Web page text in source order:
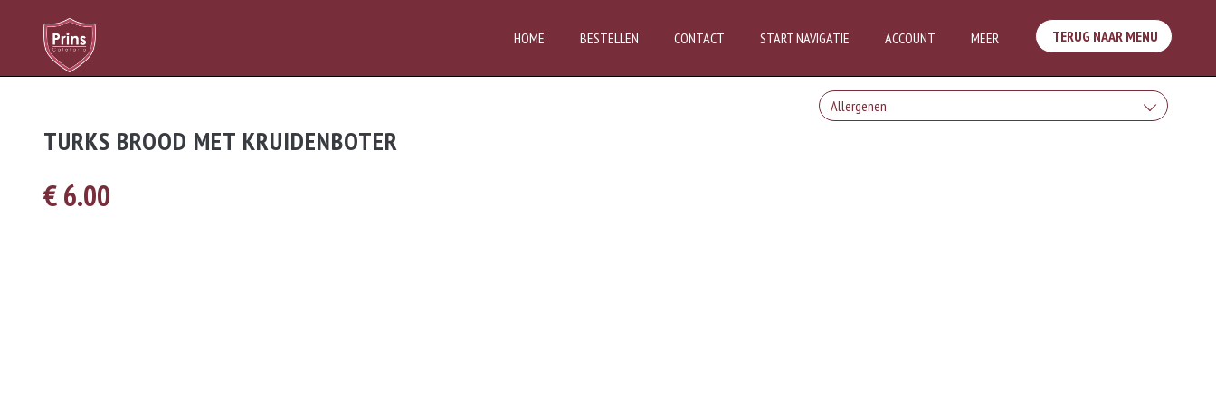
HOME BESTELLEN CONTACT START NAVIGATIE ACCOUNT MEER TERUG NAAR MENU
TURKS BROOD MET KRUIDENBOTER
€ 6.00
Allergenen